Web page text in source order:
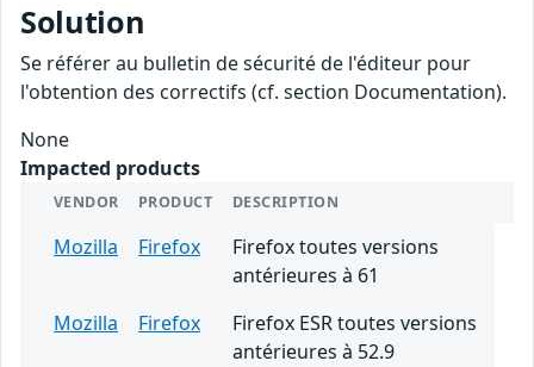
Solution
Se référer au bulletin de sécurité de l'éditeur pour
l'obtention des correctifs (cf. section Documentation).
None
Impacted products
VENDOR PRODUCT DESCRIPTION
Mozilla Firefox
Firefox toutes versions
antérieures à 61
Mozilla
Firefox
Firefox ESR toutes versions
antérieures à 52.9